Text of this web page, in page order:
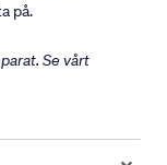
på.
Se vårt